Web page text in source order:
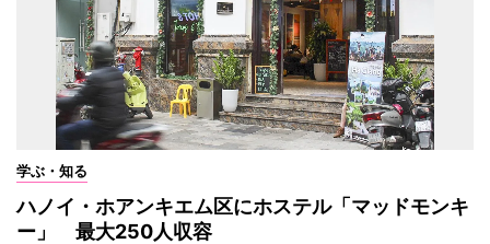
学ぶ・知る
ハノイ・ホアンキエム区にホステル「マッドモンキ
ー」 最大250人収容